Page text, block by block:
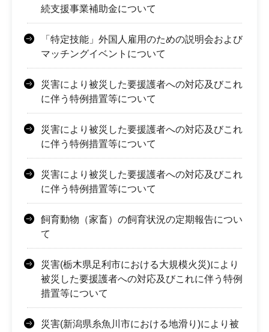
続支援事業補助金について
「特定技能」外国人雇用のための説明会および
マッチングイベントについて
災害により被災した要援護者への対応及びこれ
に伴う特例措置等について
災害により被災した要援護者への対応及びこれ
に伴う特例措置等について
災害により被災した要援護者への対応及びこれ
に伴う特例措置等について
飼育動物（家畜）の飼育状況の定期報告につい
て
災害(栃木県足利市における大規模火災)により
被災した要援護者への対応及びこれに伴う特例
措置等について
災害(新潟県糸魚川市における地滑り)により被